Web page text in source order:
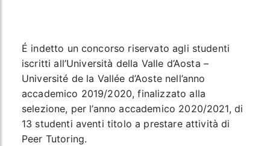
É indetto un concorso riservato agli studenti
iscritti all’Università della Valle d’Aosta –
Université de la Vallée d’Aoste nell’anno
accademico 2019/2020, finalizzato alla
selezione, per l’anno accademico 2020/2021, di
13 studenti aventi titolo a prestare attività di
Peer Tutoring.